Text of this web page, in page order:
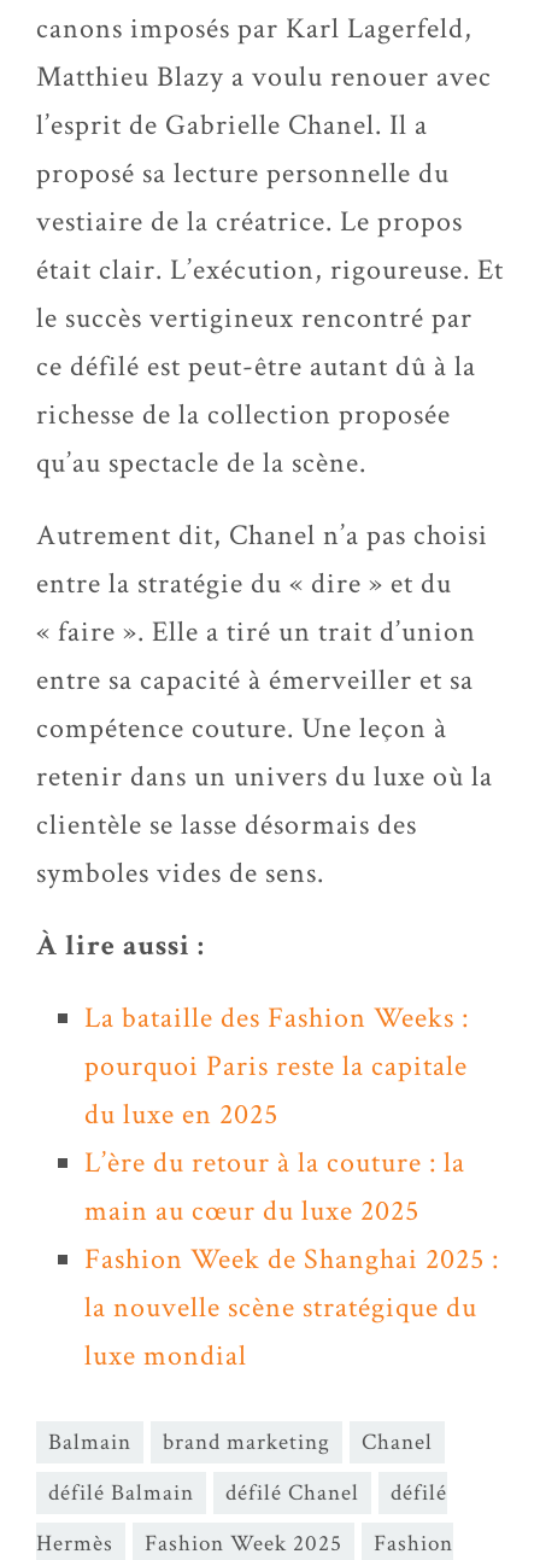
canons imposés par Karl Lagerfeld,
Matthieu Blazy a voulu renouer avec
l’esprit de Gabrielle Chanel. Il a
proposé sa lecture personnelle du
vestiaire de la créatrice. Le propos
était clair. L’exécution, rigoureuse. Et
le succès vertigineux rencontré par
ce défilé est peut-être autant dû à la
richesse de la collection proposée
qu’au spectacle de la scène.
Autrement dit, Chanel n’a pas choisi
entre la stratégie du « dire » et du
« faire ». Elle a tiré un trait d’union
entre sa capacité à émerveiller et sa
compétence couture. Une leçon à
retenir dans un univers du luxe où la
clientèle se lasse désormais des
symboles vides de sens.
À lire aussi :
La bataille des Fashion Weeks :
pourquoi Paris reste la capitale
du luxe en 2025
L’ère du retour à la couture : la
main au cœur du luxe 2025
Fashion Week de Shanghai 2025 :
la nouvelle scène stratégique du
luxe mondial
Balmain brand marketing
Chanel
défilé Balmain
défilé Chanel
défilé
Hermès
Fashion Week 2025
Fashion